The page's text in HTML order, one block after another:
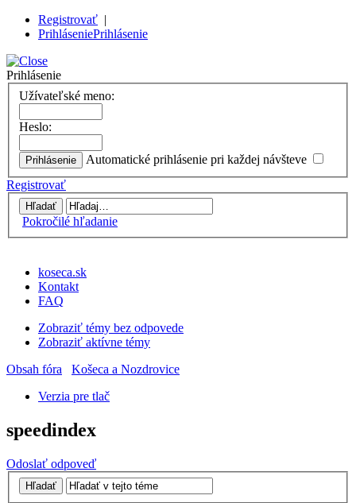
Registrovať |
PrihláseniePrihlásenie
Prihlásenie
Užívateľské meno:
Heslo:
Automatické prihlásenie pri každej návšteve
Registrovať
Pokročilé hľadanie
koseca.sk
Kontakt
FAQ
Zobraziť témy bez odpovede
Zobraziť aktívne témy
Obsah fóra
Košeca a Nozdrovice
Verzia pre tlač
speedindex
Odoslať odpoveď